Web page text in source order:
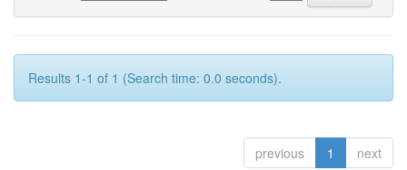
Results 1-1 of 1 (Search time: 0.0 seconds).
previous 1 next